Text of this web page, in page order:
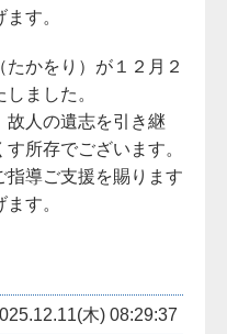
す。
かをり）が１２月２
ました。
故人の遺志を引き継
所存でございます。
指導ご支援を賜ります
す。
木) 08:29:37